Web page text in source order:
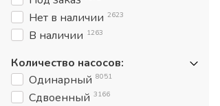
Нет в наличии 2623
В наличии 1263
Количество насосов:
Одинарный 8051
Сдвоенный 3166